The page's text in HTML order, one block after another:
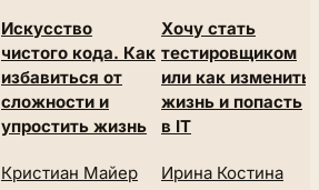
Искусство
чистого кода. Как
избавиться от
сложности и
упростить жизнь
Кристиан Майер
Хочу стать
тестировщиком
или как изменить
жизнь и попасть
в IT
Ирина Костина